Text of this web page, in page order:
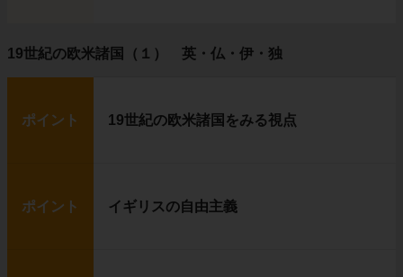
19世紀の欧米諸国（１） 英・仏・伊・独
ポイント 19世紀の欧米諸国をみる視点
ポイント イギリスの自由主義